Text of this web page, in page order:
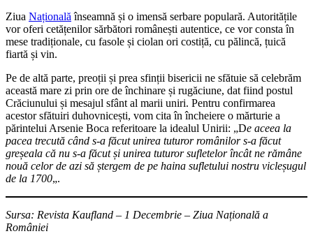
Ziua Națională înseamnă și o imensă serbare populară. Autoritățile
vor oferi cetățenilor sărbători românești autentice, ce vor consta în
mese tradiționale, cu fasole și ciolan ori costiță, cu pălincă, țuică
fiartă și vin.
Pe de altă parte, preoții și prea sfinții bisericii ne sfătuie să celebrăm
această mare zi prin ore de închinare și rugăciune, dat fiind postul
Crăciunului și mesajul sfânt al marii uniri. Pentru confirmarea
acestor sfătuiri duhovnicești, vom cita în încheiere o mărturie a
părintelui Arsenie Boca referitoare la idealul Unirii: „De aceea la
pacea trecută când s-a făcut unirea tuturor românilor s-a făcut
greșeala că nu s-a făcut și unirea tuturor sufletelor încât ne rămâne
nouă celor de azi să ștergem de pe haina sufletului nostru vicleșugul
de la 1700„.
Sursa: Revista Kaufland – 1 Decembrie – Ziua Națională a
României